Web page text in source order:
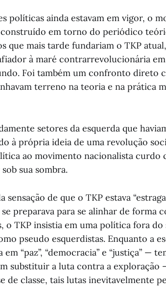
políticas ainda estavam em vigor, o
construído em torno do periódico
que mais tarde fundariam o TKP
à maré contrarrevolucionária em
Foi também um confronto direto
terreno na teoria e na prática
setores da esquerda que
à própria ideia de uma revolução
ao movimento nacionalista curdo
sua sombra.
de que o TKP estava
preparava para se alinhar de forma
o TKP insistia em uma política fora do
pseudo esquerdistas. Enquanto a
“paz”, “democracia” e “justiça” —
substituir a luta contra a exploração
de classe, tais lutas inevitavelmente